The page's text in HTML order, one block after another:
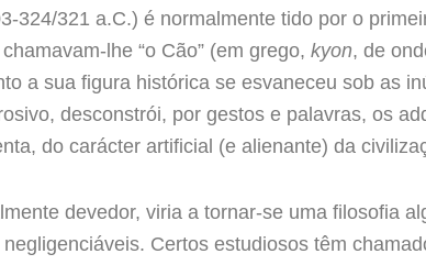
324/321 a.C.) é normalmente tido por o
lhe “o Cão” (em grego, kyon, de
a sua figura histórica se esvaneceu sob as
desconstrói, por gestos e palavras, os
do carácter artificial (e alienante) da
devedor, viria a tornar-se uma filosofia
Certos estudiosos têm